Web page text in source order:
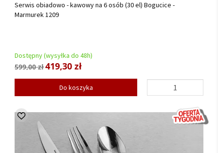
Serwis obiadowo - kawowy na 6 osób (30 el) Bogucice -
Marmurek 1209
Dostępny (wysyłka do 48h)
599,00 zł419,30 zł
Do koszyka